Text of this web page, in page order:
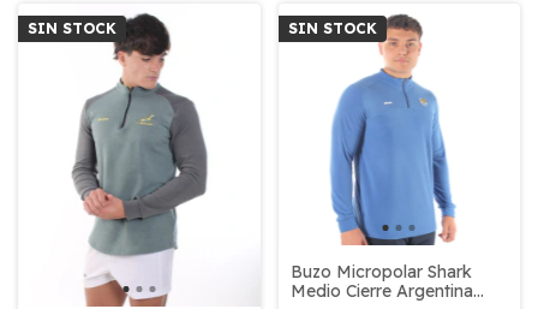
SIN STOCK SIN STOCK
Buzo Micropolar Shark
Medio Cierre Argentina